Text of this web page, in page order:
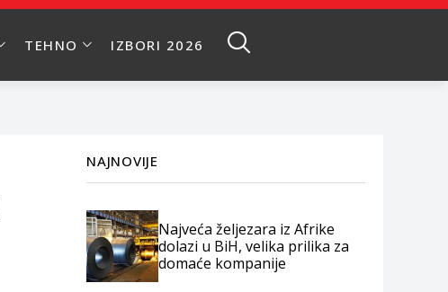
TEHNO IZBORI 2026
NAJNOVIJE
Najveća željezara iz Afrike
dolazi u BiH, velika prilika za
domaće kompanije